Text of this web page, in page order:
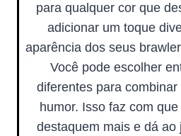
para qualquer cor que
adicionar um toque
aparência dos seus
Você pode escolher
diferentes para
humor. Isso faz com
destaquem mais e dá ao